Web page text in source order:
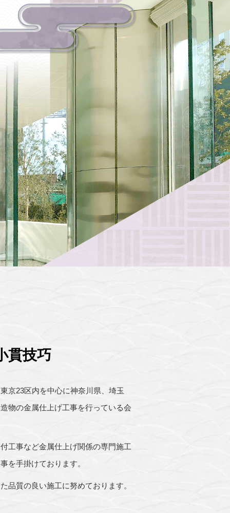
貫技巧
京23区内を中心に神奈川県、埼玉
物の金属仕上げ工事を行っている会
工事など金属仕上げ関係の専門施工
を手掛けております。
品質の良い施工に努めております。